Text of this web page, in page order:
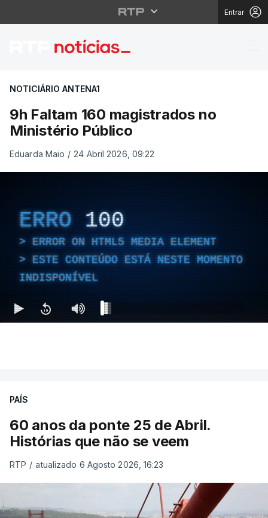
Entrar
9h Faltam 160
NOTICIÁRIO ANTENA1
9h Faltam 160 magistrados no
Ministério Público
Eduarda Maio / 24 Abril 2026, 09:22
ERRO 100
ERROR ON HTML5 MEDIA ELEMENT
ESTE CONTEÚDO ESTÁ NESTE MOMENTO
INDISPONÍVEL
PAÍS
60 anos da ponte 25 de Abril.
Histórias que não se veem
RTP / atualizado 6 Agosto 2026, 16:23